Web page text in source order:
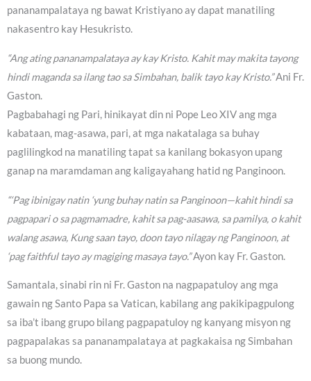
pananampalataya ng bawat Kristiyano ay dapat manatiling
nakasentro kay Hesukristo.
“Ang ating pananampalataya ay kay Kristo. Kahit may makita tayong
hindi maganda sa ilang tao sa Simbahan, balik tayo kay Kristo.”Ani Fr.
Gaston.
Pagbabahagi ng Pari, hinikayat din ni Pope Leo XIV ang mga
kabataan, mag-asawa, pari, at mga nakatalaga sa buhay
paglilingkod na manatiling tapat sa kanilang bokasyon upang
ganap na maramdaman ang kaligayahang hatid ng Panginoon.
“‘Pag ibinigay natin ‘yung buhay natin sa Panginoon—kahit hindi sa
pagpapari o sa pagmamadre, kahit sa pag-aasawa, sa pamilya, o kahit
walang asawa, Kung saan tayo, doon tayo nilagay ng Panginoon, at
‘pag faithful tayo ay magiging masaya tayo.”Ayon kay Fr. Gaston.
Samantala, sinabi rin ni Fr. Gaston na nagpapatuloy ang mga
gawain ng Santo Papa sa Vatican, kabilang ang pakikipagpulong
sa iba’t ibang grupo bilang pagpapatuloy ng kanyang misyon ng
pagpapalakas sa pananampalataya at pagkakaisa ng Simbahan
sa buong mundo.